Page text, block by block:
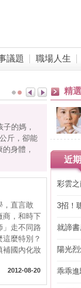
議題 職場人生
的媽，
斤，卻能
身體，
，直言敢
商，和時下
」走不同路
麼特別？
補國內化妝
2012-08-20
精
近
彩雲
3招！
就諦
陽光
乖乖